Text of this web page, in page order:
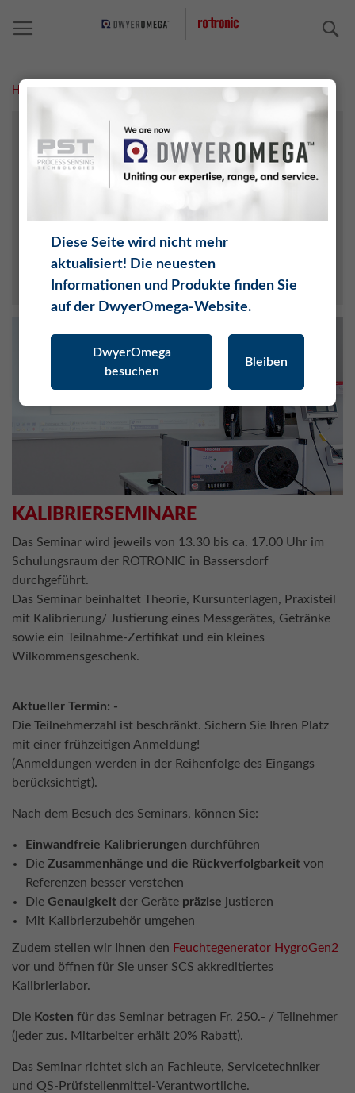
Home Kalibrierseminare
KALIBRIERSEMINARE
Das Seminar wird jeweils von 13.30 bis ca. 17.00 Uhr im
Schulungsraum der ROTRONIC in Bassersdorf
durchgeführt.
Das Seminar beinhaltet Theorie, Kursunterlagen, Praxisteil
mit Kalibrierung/ Justierung eines Messgerätes, Getränke
sowie ein Teilnahme-Zertifikat und ein kleines
Wilkommensgeschenk.
Aktueller Termin: -
Die Teilnehmerzahl ist beschränkt. Sichern Sie Ihren Platz
mit einer frühzeitigen Anmeldung!
(Anmeldungen werden in der Reihenfolge des Eingangs
berücksichtigt).
Nach dem Besuch des Seminars, können Sie:
Einwandfreie Kalibrierungen durchführen
Die Zusammenhänge und die Rückverfolgbarkeit von
Referenzen besser verstehen
Die Genauigkeit der Geräte präzise justieren
Mit Kalibrierzubehör umgehen
Zudem stellen wir Ihnen den Feuchtegenerator HygroGen2
vor und öffnen für Sie unser SCS akkreditiertes
Kalibrierlabor.
Die Kosten für das Seminar betragen Fr. 250.- / Teilnehmer
(jeder zus. Mitarbeiter erhält 20% Rabatt).
Das Seminar richtet sich an Fachleute, Servicetechniker
und QS-Prüfstellenmittel-Verantwortliche.
PROJEKTPLANUNG
GXP SERVICES
Diese Seite wird nicht mehr
aktualisiert! Die neuesten
Informationen und Produkte finden Sie
auf der DwyerOmega-Website.
DwyerOmega
besuchen
Bleiben